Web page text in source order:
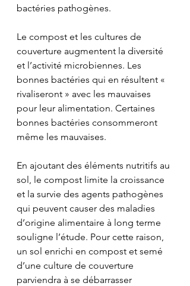
bactéries pathogènes.
Le compost et les cultures de
couverture augmentent la diversité
et l’activité microbiennes. Les
bonnes bactéries qui en résultent «
rivaliseront » avec les mauvaises
pour leur alimentation. Certaines
bonnes bactéries consommeront
même les mauvaises.
En ajoutant des éléments nutritifs au
sol, le compost limite la croissance
et la survie des agents pathogènes
qui peuvent causer des maladies
d’origine alimentaire à long terme
souligne l’étude. Pour cette raison,
un sol enrichi en compost et semé
d’une culture de couverture
parviendra à se débarrasser